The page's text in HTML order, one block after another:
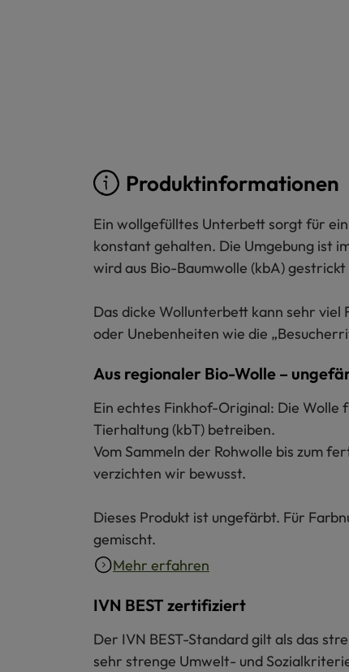
Produktinformationen
Ein wollgefülltes Unterbett sorgt für
konstant gehalten. Die Umgebung ist
wird aus Bio-Baumwolle (kbA)
Das dicke Wollunterbett kann sehr
oder Unebenheiten wie die
Aus regionaler Bio-Wolle –
Ein echtes Finkhof-Original: Die Wolle
Tierhaltung (kbT) betreiben.
Vom Sammeln der Rohwolle bis zum
verzichten wir bewusst.
Dieses Produkt ist ungefärbt. Für
gemischt.
Mehr erfahren
IVN BEST zertifiziert
Der IVN BEST-Standard gilt als das
sehr strenge Umwelt- und